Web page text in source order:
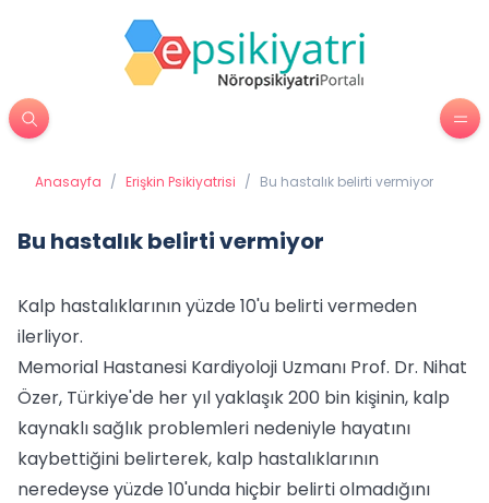
Anasayfa / Erişkin Psikiyatrisi / Bu hastalık belirti vermiyor
Bu hastalık belirti vermiyor
Kalp hastalıklarının yüzde 10'u belirti vermeden
ilerliyor.
Memorial Hastanesi Kardiyoloji Uzmanı Prof. Dr. Nihat
Özer, Türkiye'de her yıl yaklaşık 200 bin kişinin, kalp
kaynaklı sağlık problemleri nedeniyle hayatını
kaybettiğini belirterek, kalp hastalıklarının
neredeyse yüzde 10'unda hiçbir belirti olmadığını